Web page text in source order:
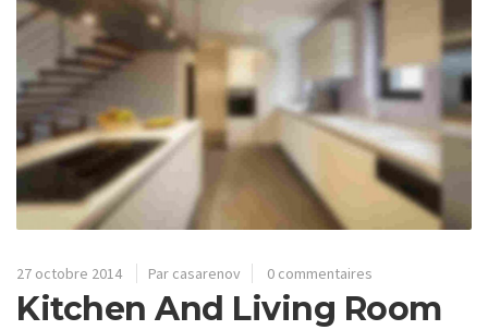
27 octobre 2014 Par casarenov 0 commentaires
Kitchen And Living Room